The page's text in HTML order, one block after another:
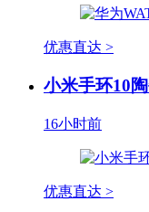
优惠直达 >
小米手环10
16小时前
优惠直达 >